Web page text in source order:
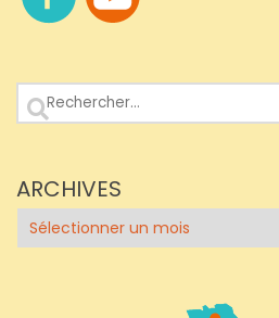
Rechercher :
ARCHIVES
Archives